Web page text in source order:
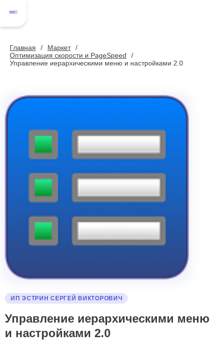
Главная
Маркет
Оптимизация скорости и PageSpeed
Управление иерархическими меню и настройками 2.0
ИП ЭСТРИН СЕРГЕЙ ВИКТОРОВИЧ
Управление иерархическими меню
и настройками 2.0